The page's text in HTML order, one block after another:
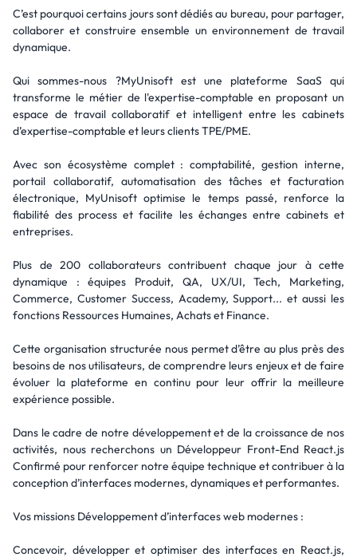
C’est pourquoi certains jours sont dédiés au bureau, pour partager,
collaborer et construire ensemble un environnement de travail
dynamique.
Qui sommes-nous ?MyUnisoft est une plateforme SaaS qui
transforme le métier de l'expertise-comptable en proposant un
espace de travail collaboratif et intelligent entre les cabinets
d’expertise-comptable et leurs clients TPE/PME.
Avec son écosystème complet : comptabilité, gestion interne,
portail collaboratif, automatisation des tâches et facturation
électronique, MyUnisoft optimise le temps passé, renforce la
fiabilité des process et facilite les échanges entre cabinets et
entreprises.
Plus de 200 collaborateurs contribuent chaque jour à cette
dynamique : équipes Produit, QA, UX/UI, Tech, Marketing,
Commerce, Customer Success, Academy, Support... et aussi les
fonctions Ressources Humaines, Achats et Finance.
Cette organisation structurée nous permet d’être au plus près des
besoins de nos utilisateurs, de comprendre leurs enjeux et de faire
évoluer la plateforme en continu pour leur offrir la meilleure
expérience possible.
Dans le cadre de notre développement et de la croissance de nos
activités, nous recherchons un Développeur Front-End React.js
Confirmé pour renforcer notre équipe technique et contribuer à la
conception d’interfaces modernes, dynamiques et performantes.
Vos missions Développement d’interfaces web modernes :
Concevoir, développer et optimiser des interfaces en React.js,